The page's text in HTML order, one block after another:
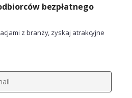
bezpłatnego
z branży, zyskaj atrakcyjne